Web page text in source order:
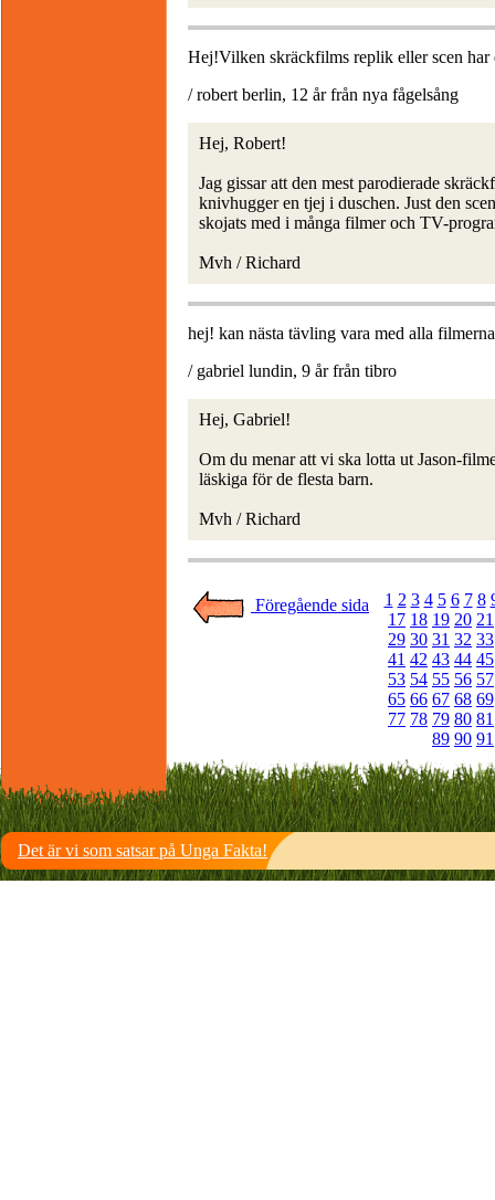
Hej!Vilken skräckfilms replik eller scen har
/ robert berlin, 12 år från nya fågelsång
Hej, Robert!
Jag gissar att den mest parodierade
knivhugger en tjej i duschen. Just den
skojats med i många filmer och TV-
Mvh / Richard
hej! kan nästa tävling vara med alla
/ gabriel lundin, 9 år från tibro
Hej, Gabriel!
Om du menar att vi ska lotta ut Jason-
läskiga för de flesta barn.
Mvh / Richard
Föregående sida 1 2 3 4 5 6 7 8
17 18 19 20 21
29 30 31 32 33
41 42 43 44 45
53 54 55 56 57
65 66 67 68 69
77 78 79 80 81
89 90 91
Det är vi som satsar på Unga Fakta!